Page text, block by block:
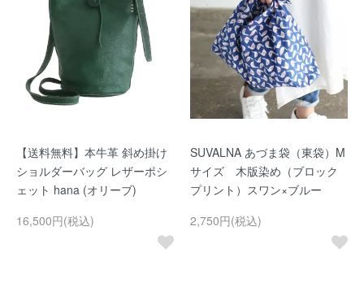
【送料無料】本牛革 斜め掛け
ショルダーバッグ レザーポシ
ェット hana (オリーブ)
16,500円(税込)
SUVALNA あづま袋（東袋）M
サイズ 木版染め（ブロック
プリント）スワン×ブルー
2,750円(税込)